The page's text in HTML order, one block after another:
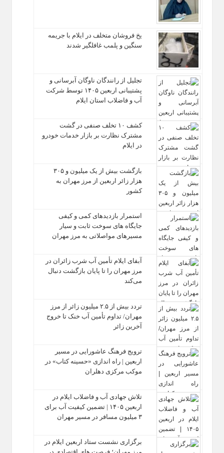
یخ‌ فروشان متخلف در ایلام با جریمه
سنگین و پلمب غافلگیر شدند
تجلیل از رانندگان ناوگان آبرسانی و
پشتیبانی اربعین ۱۴۰۵ توسط شرکت
آب و فاضلاب استان ایلام
کشف ۱۰ تخلف صنفی در گشت
مشترک نظارت بر بازار خدمات خودرو
در ایلام
بازگشت بیش از یک میلیون و ۳۰۵
هزار زائر اربعین از مرز مهران به
کشور
استمرار بازدیدهای کمی و کیفی
جایگاه‌ های سوخت ثابت و سیار
مسیرهای مواصلاتی به مرز مهران
آبفای ایلام تأمین آب شرب زائران در
مرز مهران را تا پایان بازگشت دنبال
می‌کند
تردد بیش از ۲.۵ میلیون زائر از مرز
مهران/ تداوم تأمین آب خنک تا خروج
آخرین زائر
ترویج فرهنگ عاشورایی در مسیر
اربعین | راه‌ اندازی «حسینه کتاب» در
موکب مرکزی دهلران
تلاش جهادی آب و فاضلاب ایلام در
اربعین ۱۴۰۵ | تضمین کیفیت آب برای
۳ میلیون مسافر در مسیر مهران
برگزاری نشست ستاد اربعین ایلام در